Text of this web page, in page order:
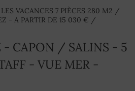
VACANCES 7 PIÈCES 280 M2 /
- A PARTIR DE 15 030 € /
- CAPON / SALINS - 5
- VUE MER -